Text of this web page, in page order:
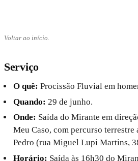
Voltar ao início.
Serviço
O quê: Procissão Fluvial em
Quando: 29 de junho.
Onde: Saída do Mirante em
Meu Caso, com percurso terrestre
Pedro (rua Miguel Lupi Martins,
Horário: Saída às 16h30 do